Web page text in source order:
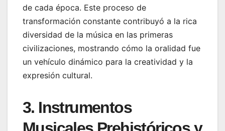
de cada época. Este proceso de
transformación constante contribuyó a la rica
diversidad de la música en las primeras
civilizaciones, mostrando cómo la oralidad fue
un vehículo dinámico para la creatividad y la
expresión cultural.
3. Instrumentos